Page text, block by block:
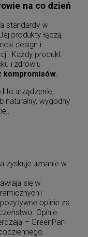
na co dzień
standardy w
produkty łączą
design i
Każdy produkt
i zdrowiu
kompromisów.
l to urządzenie,
naturalny, wygodny
zyskuje uznanie w
się w
i
opinie za
Opinie
– GreenPan